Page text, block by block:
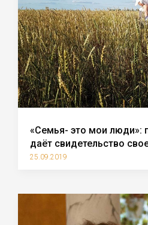
«Семья- это мои люди»:
даёт свидетельство
25.09.2019